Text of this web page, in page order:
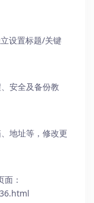
设置标题/关键
安全及备份教
地址等，修改更
：